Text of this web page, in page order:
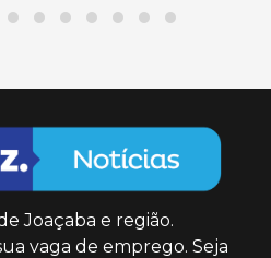
Joaçaba e região.
vaga de emprego. Seja